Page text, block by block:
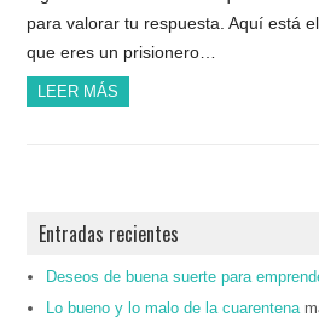
para valorar tu respuesta. Aquí está
que eres un prisionero…
LEER MÁS
Entradas recientes
Deseos de buena suerte para
Lo bueno y lo malo de la cuarentena